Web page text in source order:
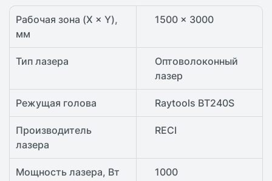
Рабочая зона (X × Y),
мм
1500 × 3000
Тип лазера
Оптоволоконный
лазер
Режущая голова Raytools BT240S
Производитель
лазера
RECI
Мощность лазера, Вт 1000